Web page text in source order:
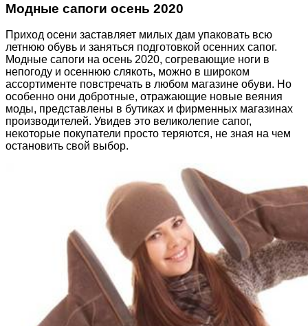
Модные сапоги осень 2020
Приход осени заставляет милых дам упаковать всю
летнюю обувь и заняться подготовкой осенних сапог.
Модные сапоги на осень 2020, согревающие ноги в
непогоду и осеннюю слякоть, можно в широком
ассортименте повстречать в любом магазине обуви. Но
особенно они добротные, отражающие новые веяния
моды, представлены в бутиках и фирменных магазинах
производителей. Увидев это великолепие сапог,
некоторые покупатели просто теряются, не зная на чем
остановить свой выбор.